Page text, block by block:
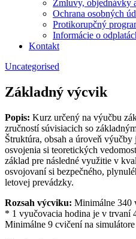
Zmluvy, objednávky
Ochrana osobných
Protikorupčný
Informácie o
Kontakt
Uncategorised
Základný výcvik
Popis: Kurz určený na výučbu
zručností súvisiacich so
Štruktúra, obsah a úroveň
osvojenia si teoretických
základ pre následné využitie v
osvojovaní si bezpečného,
letovej prevádzky.
Rozsah výcviku: Minimálne 340
* 1 vyučovacia hodina je v trvaní
Minimálne 9 cvičení na simulátore